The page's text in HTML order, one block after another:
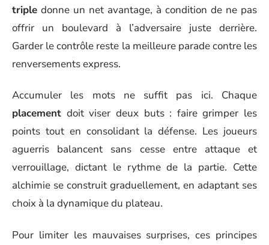
triple donne un net avantage, à condition de ne pas
offrir un boulevard à l’adversaire juste derrière.
Garder le contrôle reste la meilleure parade contre les
renversements express.
Accumuler les mots ne suffit pas ici. Chaque
placement doit viser deux buts : faire grimper les
points tout en consolidant la défense. Les joueurs
aguerris balancent sans cesse entre attaque et
verrouillage, dictant le rythme de la partie. Cette
alchimie se construit graduellement, en adaptant ses
choix à la dynamique du plateau.
Pour limiter les mauvaises surprises, ces principes